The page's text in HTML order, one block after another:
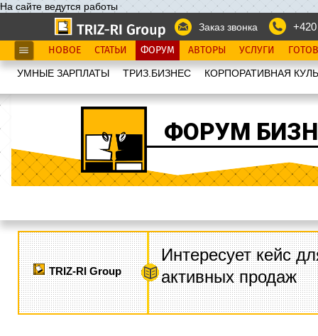
На сайте ведутся работы
Заказ звонка
НОВОЕ СТАТЬИ ФОРУМ АВТОРЫ УСЛУГИ
УМНЫЕ ЗАРПЛАТЫ ТРИЗ.БИЗНЕС КОРПОРАТИВНАЯ
ФОРУМ
TRIZ-RI Group
Интересует кейс
активных продаж